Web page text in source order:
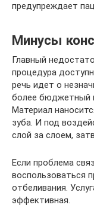
предупреждает
Минусы
Главный
процедура
речь идет о
более бюджетный
Материал
зуба. И под
слой за слоем,
Если проблема
воспользоваться
отбеливания.
эффективная.